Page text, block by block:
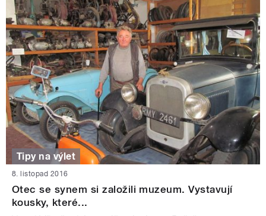
Tipy na výlet
8. listopad 2016
Otec se synem si založili muzeum. Vystavují
kousky, které...